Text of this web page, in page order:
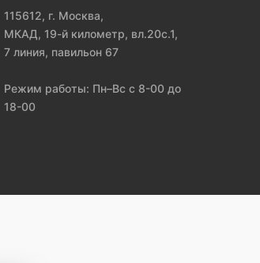
115612, г. Москва,
МКАД, 19-й километр, вл.20с.1,
7 линия, павильон 67
Режим работы: Пн–Вс с 8-00 до
18-00